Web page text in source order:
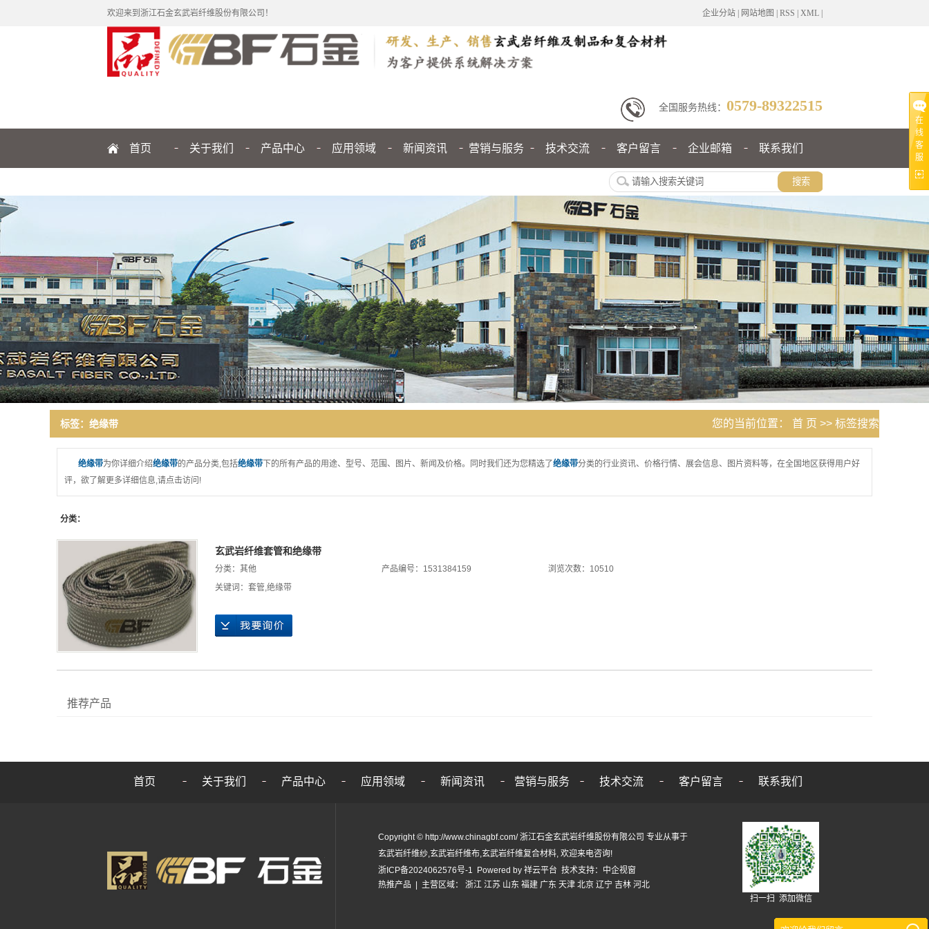
欢迎来到浙江石金玄武岩纤维股份有限公司！ 企业分站| 网站地图 RSS XML|
全国服务热线： 0579-89322515
首页 关于我们
发展历程
品牌解读
管理团队
研发力量
领导致辞
厂房环境
诚信报告
产品中心 应用领域 新闻资讯
媒体聚焦
技术交流
营销与服务 技术交流 客户留言 企业邮箱 联系我们
标签：绝缘带 您的当前位置： 首 页 >> 标签搜索
绝缘带为你详细介绍绝缘带的产品分类,包括绝缘带 下的所有产品的用途、型号、范围、图片、新闻及价格。同时我们还为您精选了绝缘带分类的行业资讯、价格行情、展会信息、图片资料等，在全国地区获得用户好
评，欲了解更多详细信息,请点击访问!
分类：
玄武岩纤维套管和绝缘带
分类： 其他 产品编号：1531384159
浏览次数：10510
关键词： 套管,绝缘带
推荐产品
首页 关于我们 产品中心 应用领域 新闻资讯 营销与服务 技术交流 客户留言 联系我们
Copyright © http://www.chinagbf.com/ 浙江石金玄武岩纤维股份有限公司 专业从事于
玄武岩纤维纱,玄武岩纤维布,玄武岩纤维复合材料, 欢迎来电咨询!
浙ICP备2024062576号-1 Powered by 祥云平台 技术支持：
中企视窗
热推产品 | 主营区域： 浙江 江苏 山东 福建 广东 天津 北京 辽宁 吉林 河北
扫一扫 添加微信
在
线
客
服